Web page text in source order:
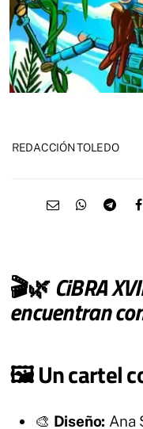
REDACCIÓN TOLEDO
🎬🌿CiBRA
encuentran
🖼️ Un cartel
🎨 Diseño: Ana